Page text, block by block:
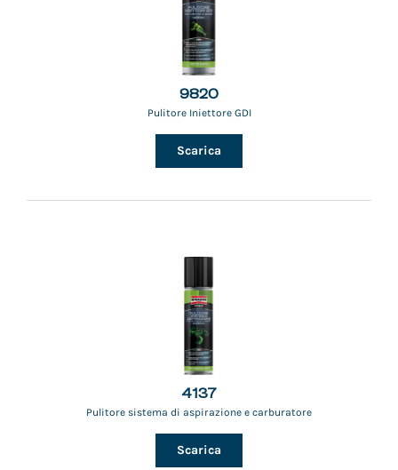
9820
Pulitore Iniettore GDI
Scarica
4137
Pulitore sistema di aspirazione e carburatore
Scarica